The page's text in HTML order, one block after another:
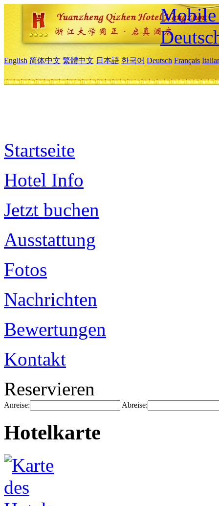
Mobile
English 简体中文 繁體中文 日本語 한국어 Deutsch Français
Startseite
Hotel Info
Jetzt buchen
Ausstattung
Fotos
Nachrichten
Bewertungen
Kontakt
Reservieren
Anreise: Abreise:
Hotelkarte